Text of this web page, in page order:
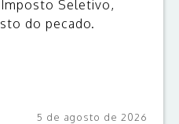
Seletivo,
do pecado.
5 de agosto de 2026